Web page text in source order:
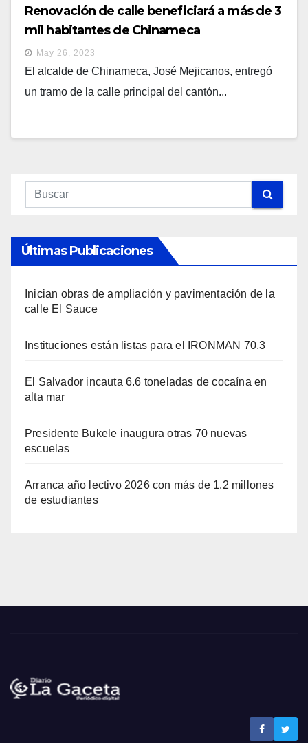
Renovación de calle beneficiará a más de 3
mil habitantes de Chinameca
May 26, 2023
El alcalde de Chinameca, José Mejicanos, entregó
un tramo de la calle principal del cantón...
Últimas Publicaciones
Inician obras de ampliación y pavimentación de la
calle El Sauce
Instituciones están listas para el IRONMAN 70.3
El Salvador incauta 6.6 toneladas de cocaína en
alta mar
Presidente Bukele inaugura otras 70 nuevas
escuelas
Arranca año lectivo 2026 con más de 1.2 millones
de estudiantes